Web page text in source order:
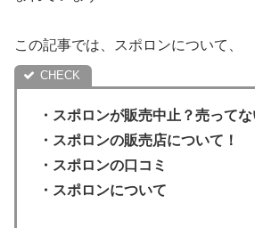
この記事では、スポロンについて、
・ スポロンが販売中止？売ってな
・スポロンの販売店について！
・ スポロンの口コミ
・ スポロンについて